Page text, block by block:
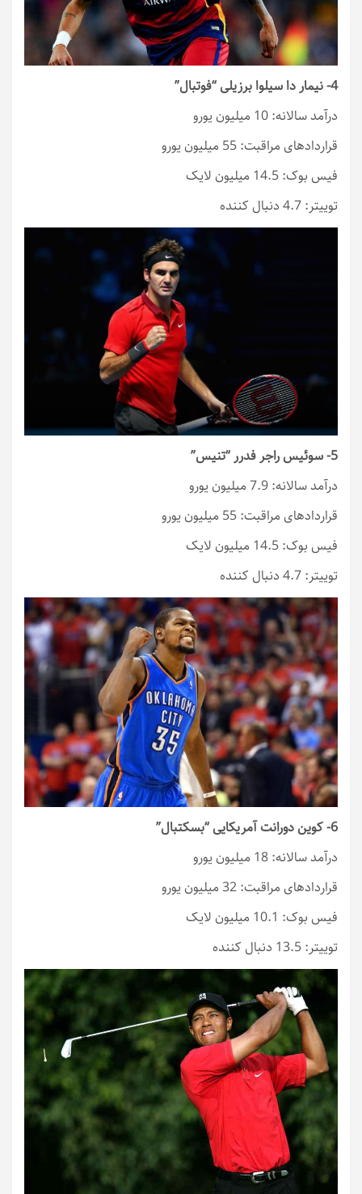
4- نیمار دا سیلوا برزیلی “فوتبال”
درآمد سالانه: 10 میلیون یورو
قراردادهای مراقبت: 55 میلیون یورو
فیس بوک: 14.5 میلیون لایک
توییتر: 4.7 دنبال کننده
5- سوئیس راجر فدرر “تنیس”
درآمد سالانه: 7.9 میلیون یورو
قراردادهای مراقبت: 55 میلیون یورو
فیس بوک: 14.5 میلیون لایک
توییتر: 4.7 دنبال کننده
6- کوین دورانت آمریکایی “بسکتبال”
درآمد سالانه: 18 میلیون یورو
قراردادهای مراقبت: 32 میلیون یورو
فیس بوک: 10.1 میلیون لایک
توییتر: 13.5 دنبال کننده